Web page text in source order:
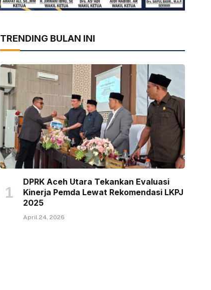
TRENDING BULAN INI
DPRK Aceh Utara Tekankan Evaluasi
Kinerja Pemda Lewat Rekomendasi LKPJ
2025
April 24, 2026